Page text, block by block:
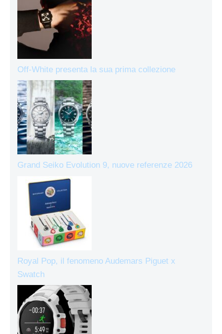
Off-White presenta la sua prima collezione
Grand Seiko Evolution 9, nuove referenze 2026
Royal Pop, il fenomeno Audemars Piguet x
Swatch